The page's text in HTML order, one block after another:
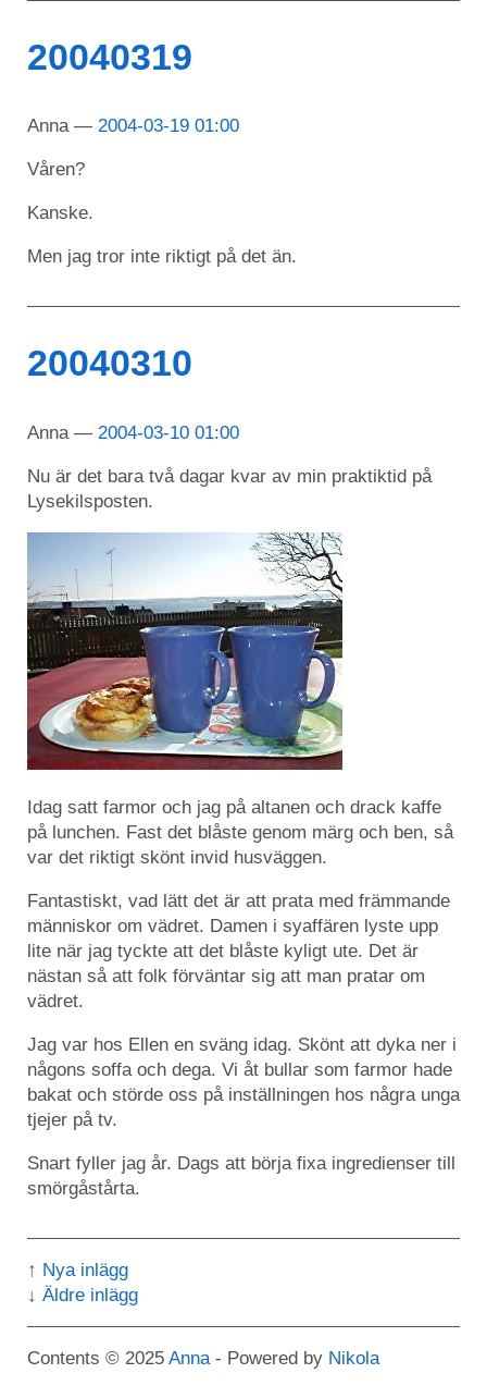
20040319
Anna 2004-03-19 01:00
Våren?
Kanske.
Men jag tror inte riktigt på det än.
20040310
Anna 2004-03-10 01:00
Nu är det bara två dagar kvar av min praktiktid på
Lysekilsposten.
Idag satt farmor och jag på altanen och drack kaffe
på lunchen. Fast det blåste genom märg och ben, så
var det riktigt skönt invid husväggen.
Fantastiskt, vad lätt det är att prata med främmande
människor om vädret. Damen i syaffären lyste upp
lite när jag tyckte att det blåste kyligt ute. Det är
nästan så att folk förväntar sig att man pratar om
vädret.
Jag var hos Ellen en sväng idag. Skönt att dyka ner i
någons soffa och dega. Vi åt bullar som farmor hade
bakat och störde oss på inställningen hos några unga
tjejer på tv.
Snart fyller jag år. Dags att börja fixa ingredienser till
smörgåstårta.
Nya inlägg
Äldre inlägg
Contents © 2025 Anna - Powered by Nikola